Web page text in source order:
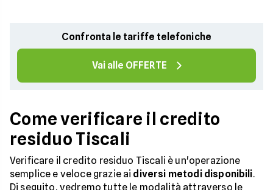
Confronta le tariffe telefoniche
Vai alle OFFERTE
Come verificare il credito
residuo Tiscali
Verificare il credito residuo Tiscali è un'operazione
semplice e veloce grazie ai diversi metodi disponibili.
Di seguito, vedremo tutte le modalità attraverso le